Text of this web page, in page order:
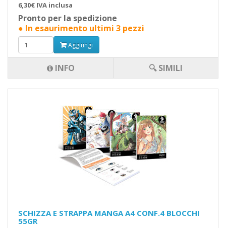
6,30€ IVA inclusa
Pronto per la spedizione
● In esaurimento ultimi 3 pezzi
Aggiungi
INFO 🔍 SIMILI
SCHIZZA E STRAPPA MANGA A4 CONF.4 BLOCCHI
55GR